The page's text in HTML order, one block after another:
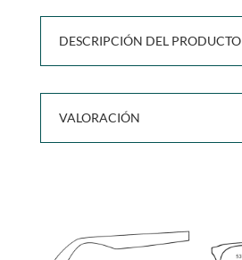
DESCRIPCIÓN DEL PRODUCTO
VALORACIÓN